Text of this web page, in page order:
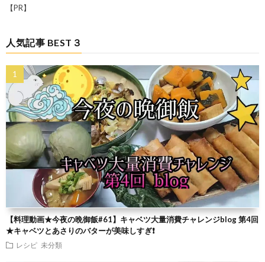
【PR】
人気記事 BEST３
【料理動画★今夜の晩御飯#61】キャベツ大量消費チャレンジblog 第4回
★キャベツとあさりのバターが美味しすぎ❗
レシピ 未分類